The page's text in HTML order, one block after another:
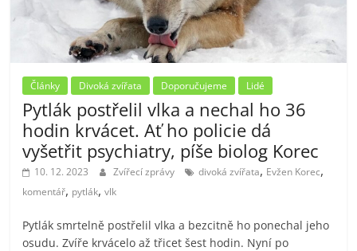
Články Divoká zvířata Doporučujeme Lidé
Pytlák postřelil vlka a nechal ho 36
hodin krvácet. Ať ho policie dá
vyšetřit psychiatry, píše biolog Korec
10. 12. 2023 Zvířecí zprávy divoká zvířata, Evžen Korec,
komentář, pytlák,vlk
Pytlák smrtelně postřelil vlka a bezcitně ho ponechal jeho
osudu. Zvíře krvácelo až třicet šest hodin. Nyní po